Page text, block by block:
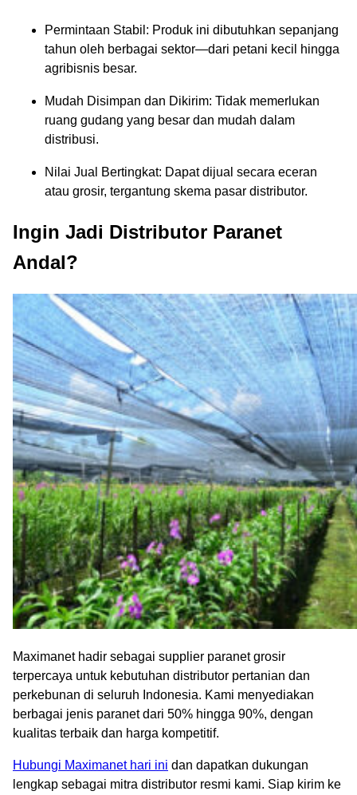
Permintaan Stabil: Produk ini dibutuhkan sepanjang
tahun oleh berbagai sektor—dari petani kecil hingga
agribisnis besar.
Mudah Disimpan dan Dikirim: Tidak memerlukan
ruang gudang yang besar dan mudah dalam
distribusi.
Nilai Jual Bertingkat: Dapat dijual secara eceran
atau grosir, tergantung skema pasar distributor.
Ingin Jadi Distributor Paranet
Andal?
Maximanet hadir sebagai supplier paranet grosir
terpercaya untuk kebutuhan distributor pertanian dan
perkebunan di seluruh Indonesia. Kami menyediakan
berbagai jenis paranet dari 50% hingga 90%, dengan
kualitas terbaik dan harga kompetitif.
Hubungi Maximanet hari ini dan dapatkan dukungan
lengkap sebagai mitra distributor resmi kami. Siap kirim ke